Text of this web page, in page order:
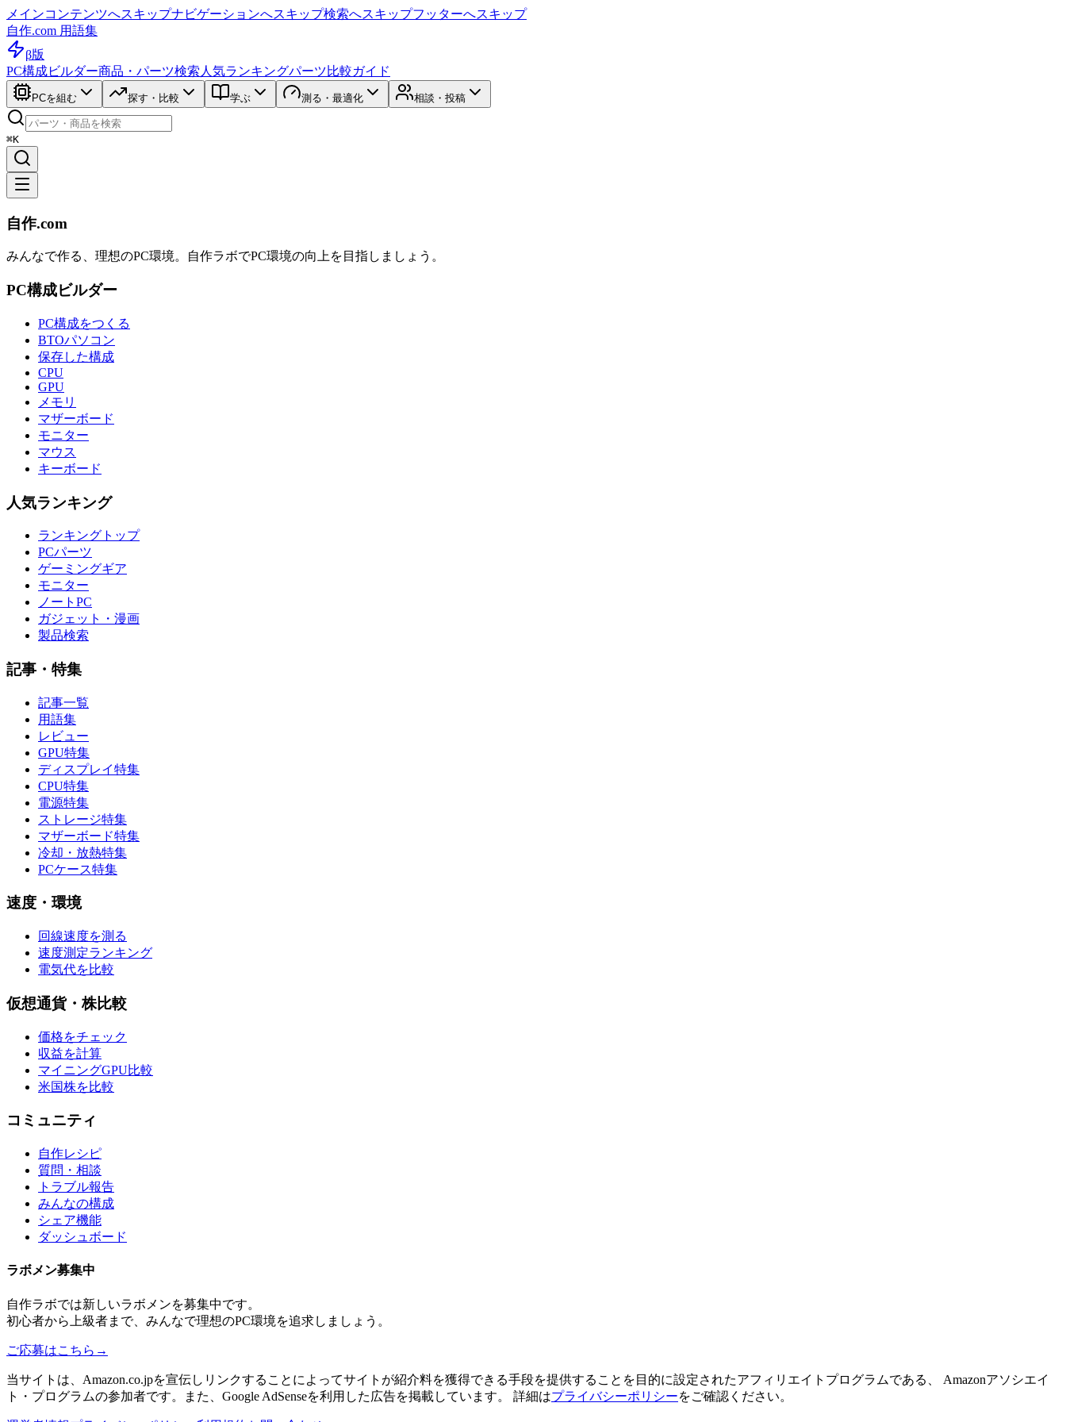
メインコンテンツへスキップナビゲーションへスキップ検索へスキップフッターへスキップ
自作.com 用語集
β版
PC構成ビルダー商品・パーツ検索 人気ランキングパーツ比較ガイド
PCを組む 探す・比較 学ぶ 測る・最適化 相談・投稿
⌘K
自作.com
みんなで作る、理想のPC環境。 自作ラボでPC環境の向上を目指しましょう。
PC構成ビルダー
PC構成をつくる
BTOパソコン
保存した構成
CPU
GPU
メモリ
マザーボード
モニター
マウス
キーボード
人気ランキング
ランキングトップ
PCパーツ
ゲーミングギア
モニター
ノートPC
ガジェット・漫画
製品検索
記事・特集
記事一覧
用語集
レビュー
GPU特集
ディスプレイ特集
CPU特集
電源特集
ストレージ特集
マザーボード特集
冷却・放熱特集
PCケース特集
速度・環境
回線速度を測る
速度測定ランキング
電気代を比較
仮想通貨・株比較
価格をチェック
収益を計算
マイニングGPU比較
米国株を比較
コミュニティ
自作レシピ
質問・相談
トラブル報告
みんなの構成
シェア機能
ダッシュボード
ラボメン募集中
自作ラボでは新しいラボメンを募集中です。
初心者から上級者まで、みんなで理想のPC環境を追求しましょう。
ご応募はこちら →
当サイトは、Amazon.co.jpを宣伝しリンクすることによってサイトが紹介料を獲得できる手段を提供することを目的に設定されたアフィリエイトプログラムである、 Amazonアソシエイ
ト・プログラムの参加者です。また、Google AdSenseを利用した広告を掲載しています。 詳細はプライバシーポリシーをご確認ください。